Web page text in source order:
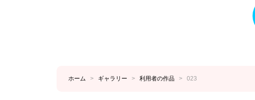
ホーム > ギャラリー > 利用者の作品 > 023